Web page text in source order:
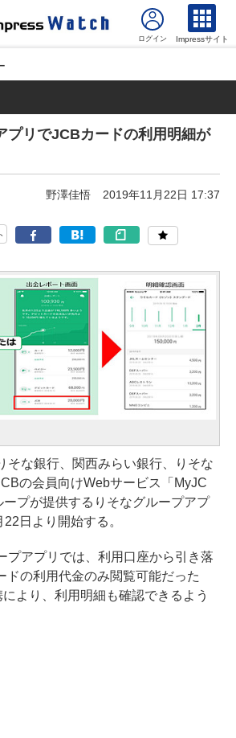
Impressサイト
プリでJCBカードの利用明細が
野澤佳悟 2019年11月22日 17:37
そな銀行、関西みらい銀行、りそな
の会員向けWebサービス「MyJC
ープが提供するりそなグループアプ
日より開始する。
プアプリでは、利用口座から引き落
ドの利用代金のみ閲覧可能だった
より、利用明細も確認できるよう